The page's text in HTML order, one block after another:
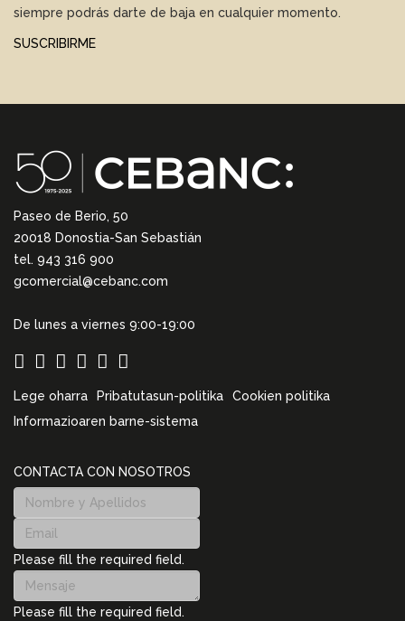
siempre podrás darte de baja en cualquier momento.
SUSCRIBIRME
Paseo de Berio, 50
20018 Donostia-San Sebastián
tel. 943 316 900
gcomercial@cebanc.com
De lunes a viernes 9:00-19:00
Lege oharra Pribatutasun-politika
Cookien politika
Informazioaren barne-sistema
CONTACTA CON NOSOTROS
Please fill the required field.
Please fill the required field.